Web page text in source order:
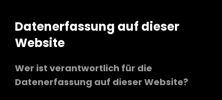
Datenerfassung auf dieser
Website
Wer ist verantwortlich für die
Datenerfassung auf dieser Website?